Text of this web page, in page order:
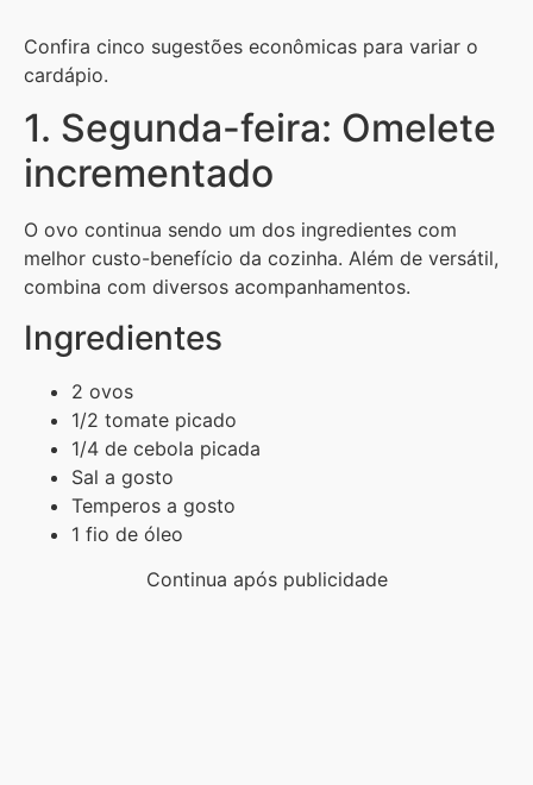
Confira cinco sugestões econômicas para variar o
cardápio.
1. Segunda-feira: Omelete
incrementado
O ovo continua sendo um dos ingredientes com
melhor custo-benefício da cozinha. Além de versátil,
combina com diversos acompanhamentos.
Ingredientes
2 ovos
1/2 tomate picado
1/4 de cebola picada
Sal a gosto
Temperos a gosto
1 fio de óleo
Continua após publicidade